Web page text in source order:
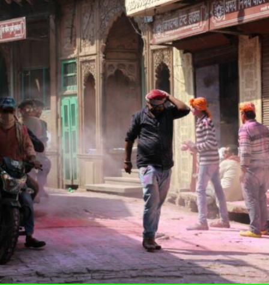
Kahoolawe
Hawaii
Lanai
Maui